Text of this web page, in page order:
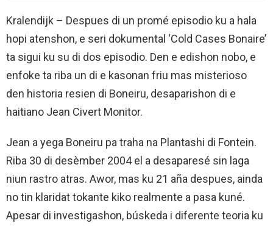
Kralendijk – Despues di un promé episodio ku a hala
hopi atenshon, e seri dokumental ‘Cold Cases Bonaire’
ta sigui ku su di dos episodio. Den e edishon nobo, e
enfoke ta riba un di e kasonan friu mas misterioso
den historia resien di Boneiru, desaparishon di e
haitiano Jean Civert Monitor.
Jean a yega Boneiru pa traha na Plantashi di Fontein.
Riba 30 di desèmber 2004 el a desaparesé sin laga
niun rastro atras. Awor, mas ku 21 aña despues, ainda
no tin klaridat tokante kiko realmente a pasa kuné.
Apesar di investigashon, búskeda i diferente teoria ku